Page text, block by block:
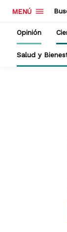
MENÚ
Opinión
Salud y